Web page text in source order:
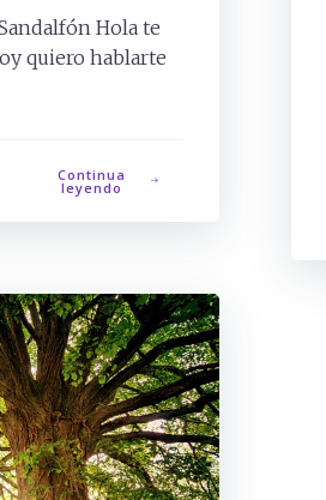
Hola te
quiero hablarte
Continua
leyendo